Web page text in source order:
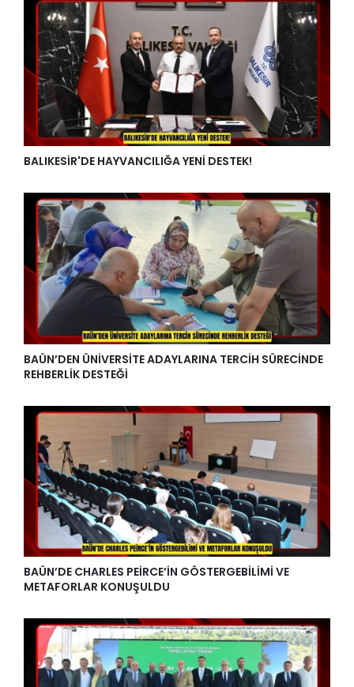
BALIKESİR'DE HAYVANCILIĞA YENİ DESTEK!
BAÜN’DEN ÜNİVERSİTE ADAYLARINA TERCİH SÜRECİNDE
REHBERLİK DESTEĞİ
BAÜN’DE CHARLES PEİRCE’İN GÖSTERGEBİLİMİ VE
METAFORLAR KONUŞULDU